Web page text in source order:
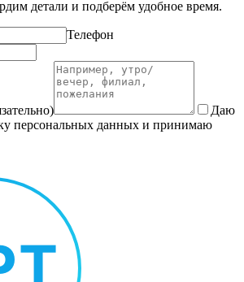
детали и подберём удобное время.
Телефон
Даю
персональных данных и принимаю